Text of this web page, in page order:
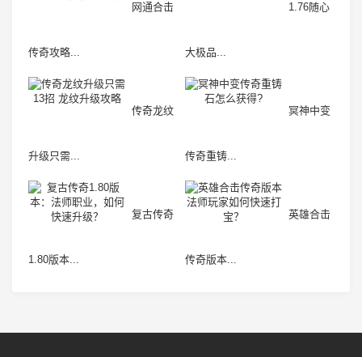
网通合击
传奇攻略...
1.76随心
大极品...
传奇龙纹
升级只需...
冥神中变
传奇重铸...
复古传奇
1.80版本...
英雄合击
传奇版本...